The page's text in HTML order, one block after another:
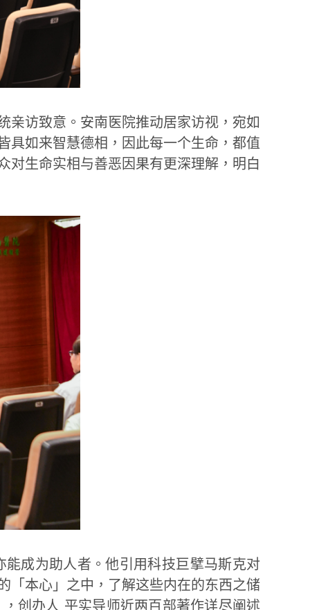
亲访致意。安南医院推动居家访视，宛如
具如来智慧德相，因此每一个生命，都值
对生命实相与善恶因果有更深理解，明白
成为助人者。他引用科技巨擘马斯克对
「本心」之中，了解这些内在的东西之储
创办人 平实导师近两百部著作详尽阐述